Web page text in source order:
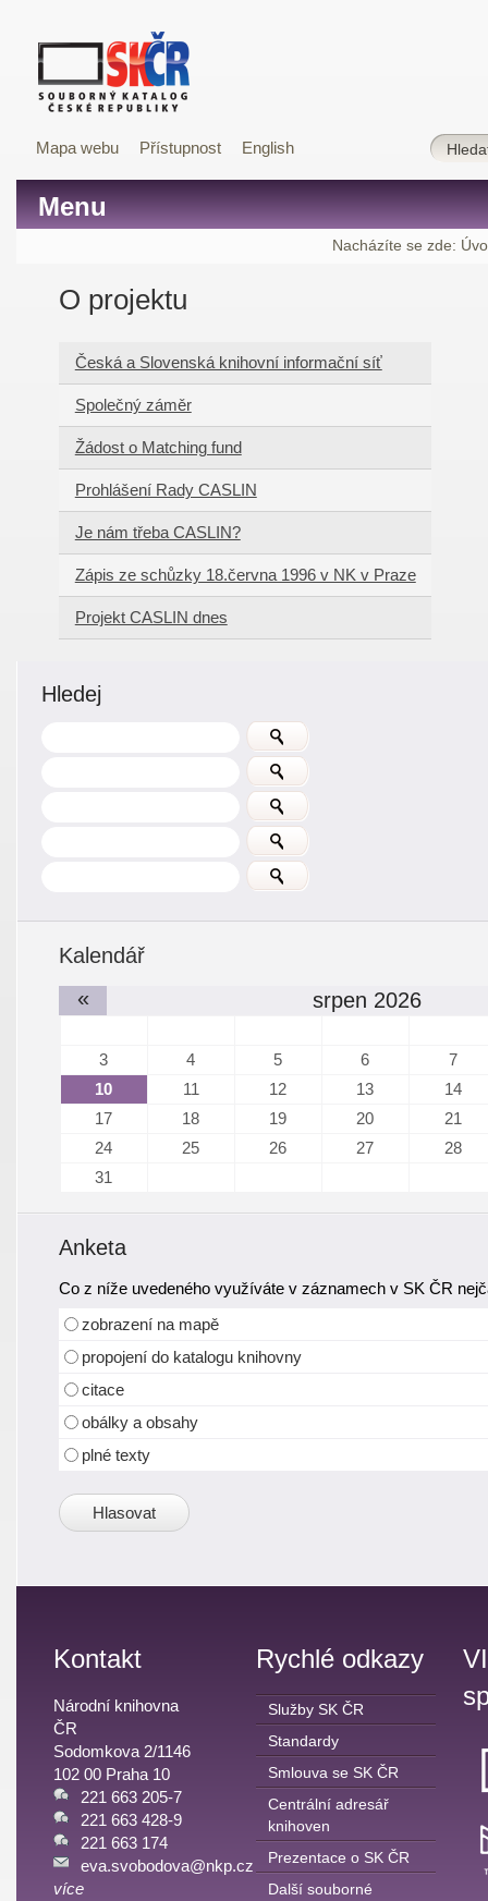
Mapa webu Přístupnost English
Menu
Nacházíte se zde:
O projektu
Česká a Slovenská knihovní informační síť
Společný záměr
Žádost o Matching fund
Prohlášení Rady CASLIN
Je nám třeba CASLIN?
Zápis ze schůzky 18.června 1996 v NK v Praze
Projekt CASLIN dnes
Hledej
Kalendář
«
srpen 2026
3 4 5 6
7
10
11 12 13
14
17
18 19 20
21
24
25 26 27
28
31
Anketa
Co z níže uvedeného využíváte v záznamech v SK ČR
zobrazení na mapě
propojení do katalogu knihovny
citace
obálky a obsahy
plné texty
Kontakt
Národní knihovna
ČR
Sodomkova 2/1146
102 00 Praha 10
221 663 205-7
221 663 428-9
221 663 174
eva.svobodova@nkp.cz
více
Rychlé odkazy
Služby SK ČR
Standardy
Smlouva se SK ČR
Centrální adresář
knihoven
Prezentace o SK ČR
Další souborné